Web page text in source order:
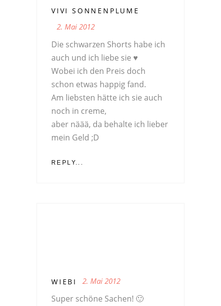
VIVI SONNENPLUME
2. Mai 2012
Die schwarzen Shorts habe ich
auch und ich liebe sie ♥
Wobei ich den Preis doch
schon etwas happig fand.
Am liebsten hätte ich sie auch
noch in creme,
aber näää, da behalte ich lieber
mein Geld ;D
REPLY...
WIEBI 2. Mai 2012
Super schöne Sachen! 🙂